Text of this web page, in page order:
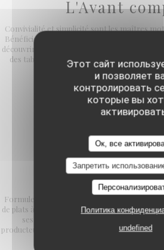
Этот сайт
и позволяет
контролировать
которые вы
Ок, все
Запретить
Политика
undefined
L'Avant
Convivialité et simplicité sont les maîtres
Bénéficiez des mêmes prestations qu'en
découvrir notre formule en 5, 6 ou 7 services
des tabourets hauts à l'assise confortable.
petits plats et des
FORMULE
Formule unique en 5, 6 ou 7 services, tous
de plats à la carte mais l'opportunité de
ses équipes. Des produits de saison et
producteurs préférés comme Alex Dequidt,